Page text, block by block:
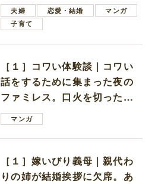
ない男子学生
夫婦 恋愛・結婚
マンガ
子育て
［１］コワい体験談｜コワい
話をするために集まった夜の
ファミレス。口火を切ったの
は電車好きの男の子ママ
マンガ
［１］嫁いびり義母｜親代わ
りの姉が結婚挨拶に欠席。あ